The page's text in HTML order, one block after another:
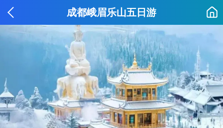
成都峨眉乐山五日游